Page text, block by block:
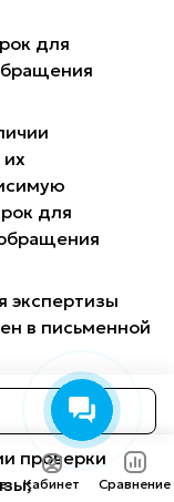
для
для
экспертизы
в письменной
проверки
Кабинет Сравнение